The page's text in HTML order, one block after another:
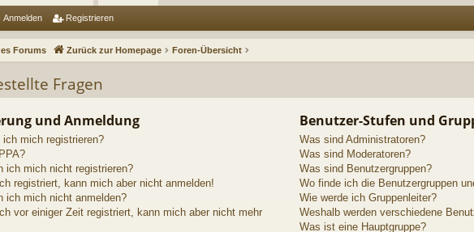
Anmelden Registrieren
Forums Zurück zur Homepage Foren-Übersicht
Fragen
und Anmeldung
mich registrieren?
ich mich nicht registrieren?
registriert, kann mich aber nicht anmelden!
ich mich nicht anmelden?
vor einiger Zeit registriert, kann mich aber nicht mehr
Benutzer-Stufen und
Was sind Administratoren?
Was sind Moderatoren?
Was sind Benutzergruppen?
Wo finde ich die Benutzergruppen
Wie werde ich Gruppenleiter?
Weshalb werden verschiedene
Was ist eine Hauptgruppe?